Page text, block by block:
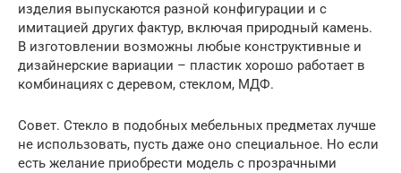
изделия выпускаются разной конфигурации и с
имитацией других фактур, включая природный камень.
В изготовлении возможны любые конструктивные и
дизайнерские вариации – пластик хорошо работает в
комбинациях с деревом, стеклом, МДФ.
Совет. Стекло в подобных мебельных предметах лучше
не использовать, пусть даже оно специальное. Но если
есть желание приобрести модель с прозрачными